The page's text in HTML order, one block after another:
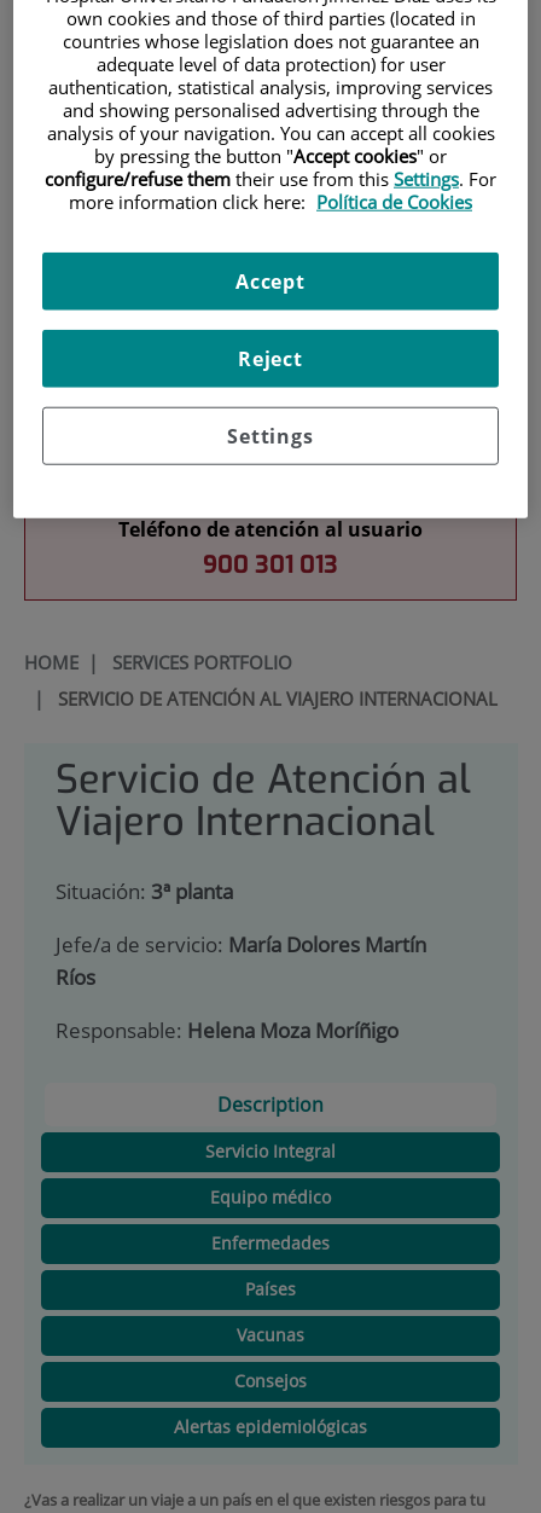
Research
Teaching
Teléfono de atención al usuario
900 301 013
HOME| SERVICES PORTFOLIO
| SERVICIO DE ATENCIÓN AL VIAJERO INTERNACIONAL
Servicio de Atención al
Viajero Internacional
Situación: 3ª planta
Jefe/a de servicio: María Dolores Martín
Ríos
Responsable: Helena Moza Moríñigo
Description
Servicio Integral
Equipo médico
Enfermedades
Países
Vacunas
Consejos
Alertas epidemiológicas
¿Vas a realizar un viaje a un país en el que existen riesgos para tu
own cookies and those of third parties (located in
countries whose legislation does not guarantee an
adequate level of data protection) for user
authentication, statistical analysis, improving services
and showing personalised advertising through the
analysis of your navigation. You can accept all cookies
by pressing the button "Accept cookies" or
configure/refuse them their use from this Settings. For
more information click here: Política de Cookies
Settings
Reject
Accept